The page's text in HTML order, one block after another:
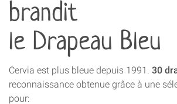
brandit
le Drapeau Bleu
Cervia est plus bleue depuis 1991. 30
reconnaissance obtenue grâce à une
pour: